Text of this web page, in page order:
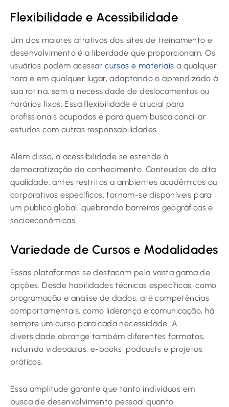
Flexibilidade e Acessibilidade
Um dos maiores atrativos dos sites de treinamento e
desenvolvimento é a liberdade que proporcionam. Os
usuários podem acessarcursos e materiais a qualquer
hora e em qualquer lugar, adaptando o aprendizado à
sua rotina, sem a necessidade de deslocamentos ou
horários fixos. Essa flexibilidade é crucial para
profissionais ocupados e para quem busca conciliar
estudos com outras responsabilidades.
Além disso, a acessibilidade se estende à
democratização do conhecimento. Conteúdos de alta
qualidade, antes restritos a ambientes acadêmicos ou
corporativos específicos, tornam-se disponíveis para
um público global, quebrando barreiras geográficas e
socioeconômicas.
Variedade de Cursos e Modalidades
Essas plataformas se destacam pela vasta gama de
opções. Desde habilidades técnicas específicas, como
programação e análise de dados, até competências
comportamentais, como liderança e comunicação, há
sempre um curso para cada necessidade. A
diversidade abrange também diferentes formatos,
incluindo videoaulas, e-books, podcasts e projetos
práticos.
Essa amplitude garante que tanto indivíduos em
busca de desenvolvimento pessoal quanto